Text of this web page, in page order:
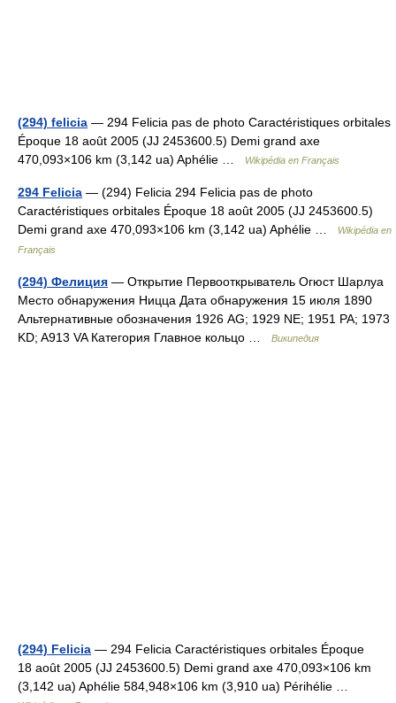
(294) felicia — 294 Felicia pas de photo Caractéristiques orbitales
Époque 18 août 2005 (JJ 2453600.5) Demi grand axe
470,093×106 km (3,142 ua) Aphélie …
Wikipédia en Français
294 Felicia — (294) Felicia 294 Felicia pas de photo
Caractéristiques orbitales Époque 18 août 2005 (JJ 2453600.5)
Demi grand axe 470,093×106 km (3,142 ua) Aphélie …
Wikipédia en
Français
(294) Фелиция — Открытие Первооткрыватель Огюст Шарлуа
Место обнаружения Ницца Дата обнаружения 15 июля 1890
Альтернативные обозначения 1926 AG; 1929 NE; 1951 PA; 1973
KD; A913 VA Категория Главное кольцо …
Википедия
(294) Felicia — 294 Felicia Caractéristiques orbitales Époque
18 août 2005 (JJ 2453600.5) Demi grand axe 470,093×106 km
(3,142 ua) Aphélie 584,948×106 km (3,910 ua) Périhélie …